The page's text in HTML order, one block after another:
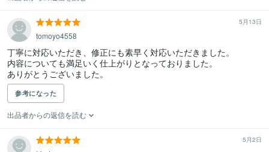
5月13日
tomoyo4558
丁寧に対応いただき、修正にも素早く対応いただきました。
内容についても満足いく仕上がりとなっておりました。
ありがとうございました。
参考になった
出品者からの返信を読む
5月2日